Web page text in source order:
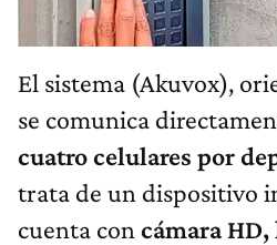
El sistema (Akuvox),
se comunica
cuatro celulares por
trata de un dispositivo
cuenta con cámara